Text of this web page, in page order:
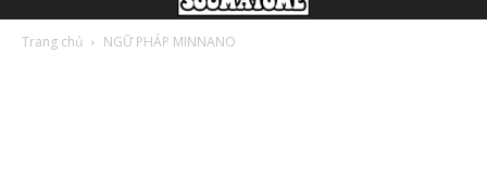
Trang chủ NGỮ PHÁP MINNANO